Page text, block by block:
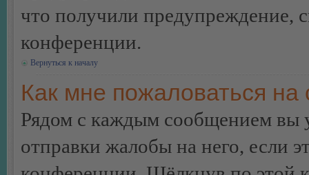
что получили предупреждение,
конференции.
Вернуться к началу
Как мне пожаловаться
Рядом с каждым сообщением вы
отправки жалобы на него, если